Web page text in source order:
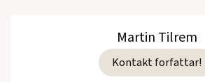
Martin Tilrem
Kontakt forfattar!